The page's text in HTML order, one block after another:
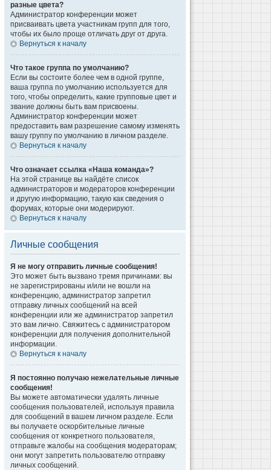
разные цвета?
Администратор конференции может
присваивать цвета участникам групп для того,
чтобы их было проще отличать друг от друга.
Вернуться к началу
Что такое группа по умолчанию?
Если вы состоите более чем в одной группе,
ваша группа по умолчанию используется для
того, чтобы определить, какие групповые цвет и
звание должны быть вам присвоены.
Администратор конференции может
предоставить вам разрешение самому изменять
вашу группу по умолчанию в личном разделе.
Вернуться к началу
Что означает ссылка «Наша команда»?
На этой странице вы найдёте список
администраторов и модераторов конференции
и другую информацию, такую как сведения о
форумах, которые они модерируют.
Вернуться к началу
Личные сообщения
Я не могу отправить личные сообщения!
Это может быть вызвано тремя причинами: вы
не зарегистрированы и/или не вошли на
конференцию, администратор запретил
отправку личных сообщений на всей
конференции или же администратор запретил
это вам лично. Свяжитесь с администратором
конференции для получения дополнительной
информации.
Вернуться к началу
Я постоянно получаю нежелательные личные
сообщения!
Вы можете автоматически удалять личные
сообщения пользователей, используя правила
для сообщений в вашем личном разделе. Если
вы получаете оскорбительные личные
сообщения от конкретного пользователя,
отправьте жалобы на сообщения модераторам;
они могут запретить пользователю отправку
личных сообщений.